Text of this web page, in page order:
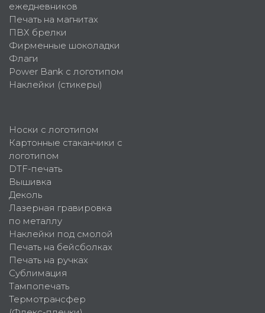
ежедневников
Печать на магнитах
ПВХ брелки
Фирменные шоколадки
Флаги
Power Bank с логотипом
Наклейки (стикеры)
Носки с логотипом
Картонные стаканчики с
логотипом
DTF-печать
Вышивка
Деколь
Лазерная гравировка
по металлу
Наклейки под смолой
Печать на бейсболках
Печать на ручках
Сублимация
Тампопечать
Термотрансфер